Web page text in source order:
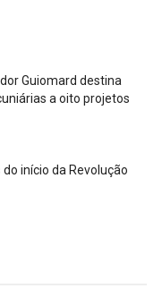
Guiomard destina
a oito projetos
início da Revolução